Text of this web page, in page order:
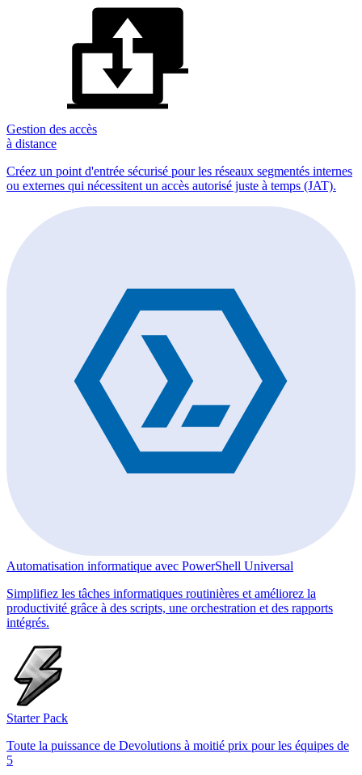
Gestion des accès
à distance
Créez un point d'entrée sécurisé pour les réseaux segmentés internes
ou externes qui nécessitent un accès autorisé juste à temps (JAT).
Automatisation informatique avec PowerShell Universal
Simplifiez les tâches informatiques routinières et améliorez la
productivité grâce à des scripts, une orchestration et des rapports
intégrés.
Starter Pack
Toute la puissance de Devolutions à moitié prix pour les équipes de
5